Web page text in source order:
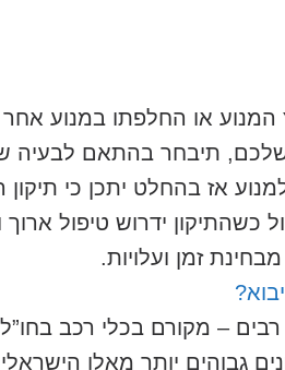
או החלפתו במנוע
שלכם, תיבחר בהתאם
אז בהחלט יתכן כי תיקון
כשהתיקון ידרוש טיפול
זמן ועלויות.
רבים – מקורם בכלי רכב
גבוהים יותר מאלו